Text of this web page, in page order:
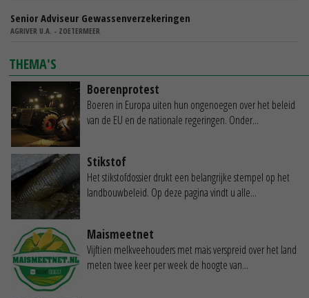
Senior Adviseur Gewassenverzekeringen
AGRIVER U.A. - ZOETERMEER
THEMA'S
Boerenprotest
Boeren in Europa uiten hun ongenoegen over het beleid
van de EU en de nationale regeringen. Onder...
Stikstof
Het stikstofdossier drukt een belangrijke stempel op het
landbouwbeleid. Op deze pagina vindt u alle...
Maismeetnet
Vijftien melkveehouders met mais verspreid over het land
meten twee keer per week de hoogte van...